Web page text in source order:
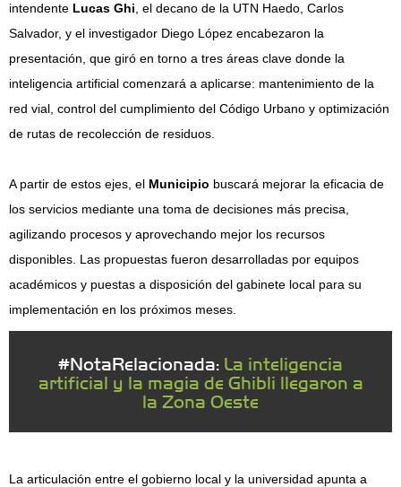
intendente Lucas Ghi , el decano de la UTN Haedo, Carlos
Salvador, y el investigador Diego López encabezaron la
presentación, que giró en torno a tres áreas clave donde la
inteligencia artificial comenzará a aplicarse: mantenimiento de la
red vial, control del cumplimiento del Código Urbano y optimización
de rutas de recolección de residuos.
A partir de estos ejes, el Municipio buscará mejorar la eficacia de
los servicios mediante una toma de decisiones más precisa,
agilizando procesos y aprovechando mejor los recursos
disponibles. Las propuestas fueron desarrolladas por equipos
académicos y puestas a disposición del gabinete local para su
implementación en los próximos meses.
#NotaRelacionada: La inteligencia
artificial y la magia de Ghibli llegaron a
la Zona Oeste
La articulación entre el gobierno local y la universidad apunta a